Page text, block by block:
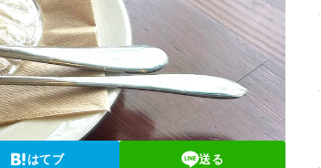
はてブ 送る